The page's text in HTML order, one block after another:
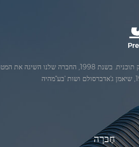
ג'אדברנוסדה בחודש יולי 1986. 1986. במהלךהשנים הראשונות של הקיום, החברה שלנו מתקדמת
חֶברָה